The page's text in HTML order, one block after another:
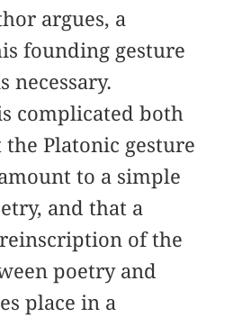
argues, a
founding gesture
necessary.
complicated both
Platonic gesture
to a simple
and that a
of the
poetry and
place in a